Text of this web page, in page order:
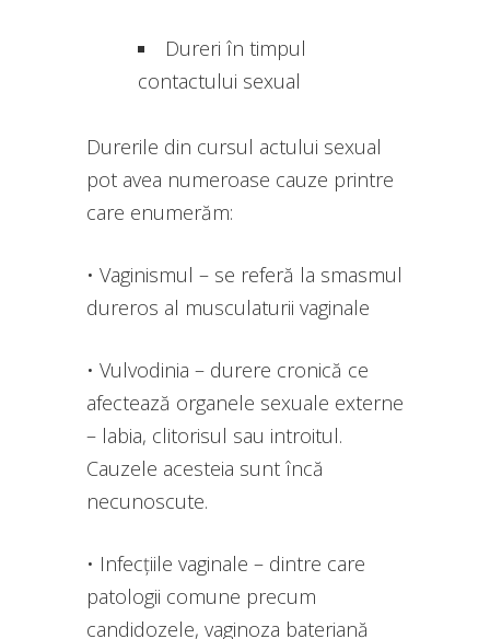
Dureri în timpul
contactului sexual
Durerile din cursul actului sexual
pot avea numeroase cauze printre
care enumerăm:
• Vaginismul – se referă la smasmul
dureros al musculaturii vaginale
• Vulvodinia – durere cronică ce
afectează organele sexuale externe
– labia, clitorisul sau introitul.
Cauzele acesteia sunt încă
necunoscute.
• Infecțiile vaginale – dintre care
patologii comune precum
candidozele, vaginoza bateriană